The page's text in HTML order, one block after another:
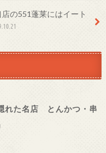
の551蓬莱にはイート
れた名店 とんかつ・串